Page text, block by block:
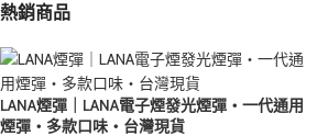
熱銷商品
LANA煙彈｜LANA電子煙發光煙彈・一代通用
煙彈・多款口味・台灣現貨